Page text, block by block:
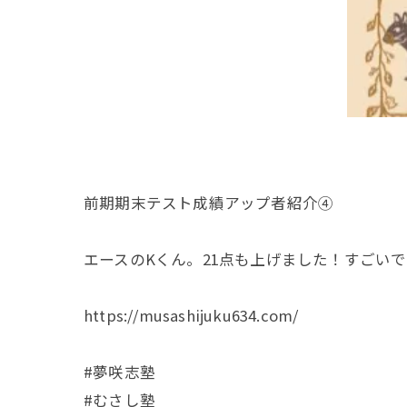
前期期末テスト成績アップ者紹介④
エースのKくん。21点も上げました！すごい
https://musashijuku634.com/
#夢咲志塾
#むさし塾